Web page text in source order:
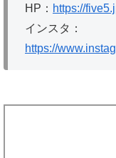
HP： https://
インスタ：
https://